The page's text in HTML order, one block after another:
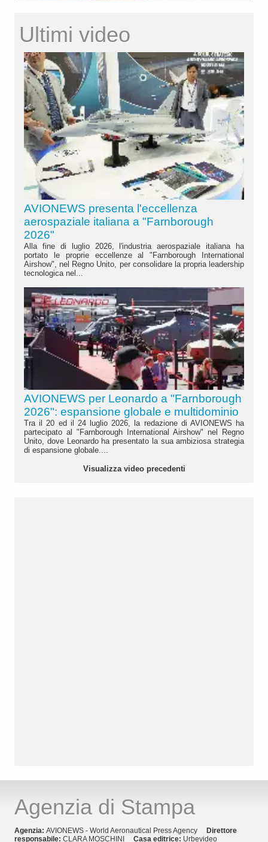
Ultimi video
AVIONEWS presenta l'eccellenza
aerospaziale italiana a "Farnborough
2026"
Alla fine di luglio 2026, l'industria aerospaziale italiana ha
portato le proprie eccellenze al "Farnborough International
Airshow", nel Regno Unito, per consolidare la propria leadership
tecnologica nel...
AVIONEWS per Leonardo a "Farnborough
2026": espansione globale e multidominio
Tra il 20 ed il 24 luglio 2026, la redazione di AVIONEWS ha
partecipato al "Farnborough International Airshow" nel Regno
Unito, dove Leonardo ha presentato la sua ambiziosa strategia
di espansione globale....
Visualizza video precedenti
Agenzia di Stampa
Agenzia: AVIONEWS - World Aeronautical Press Agency
Direttore
responsabile: CLARA MOSCHINI Casa editrice: Urbevideo